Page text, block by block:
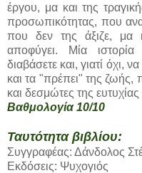
έργου, μα και της
προσωπικότητας, που
που δεν της άξιζε, μα
αποφύγει. Μία
διαβάσετε και, γιατί όχι,
και τα "πρέπει" της ζωής,
και δεσμώτες της
Βαθμολογία 10/10
Ταυτότητα βιβλίου:
Συγγραφέας: Δάνδολος
Εκδόσεις: Ψυχογιός